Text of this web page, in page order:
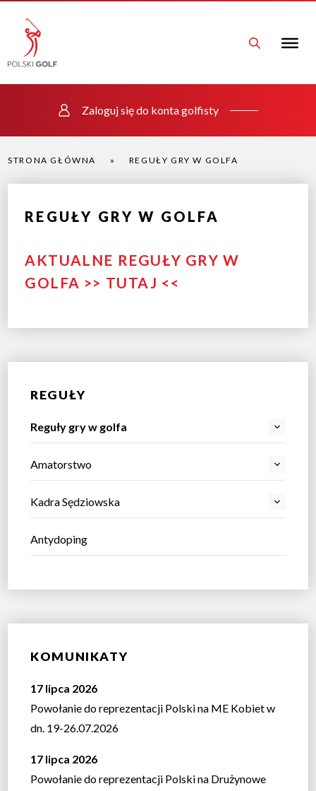
Zaloguj się do konta golfisty
STRONA GŁÓWNA » REGUŁY GRY W GOLFA
REGUŁY GRY W GOLFA
AKTUALNE REGUŁY GRY W
GOLFA >> TUTAJ <<
REGUŁY
Reguły gry w golfa
Amatorstwo
Kadra Sędziowska
Antydoping
KOMUNIKATY
17 lipca 2026
Powołanie do reprezentacji Polski na ME Kobiet w
dn. 19-26.07.2026
17 lipca 2026
Powołanie do reprezentacji Polski na Drużynowe